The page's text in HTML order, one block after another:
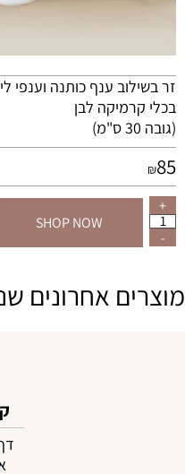
זר בשילוב ענף כותנה וענפי
בכלי קרמיקה לבן
(גובה 30 ס"מ)
₪85
SHOP NOW
מוצרים אחרונים